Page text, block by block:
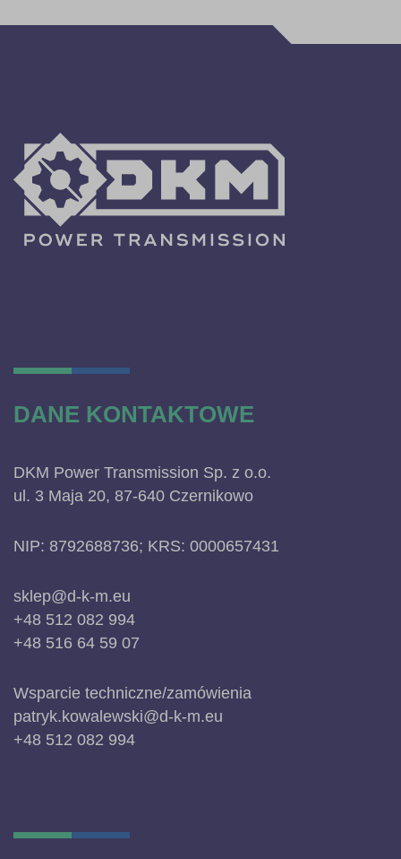
DANE KONTAKTOWE
DKM Power Transmission Sp. z o.o.
ul. 3 Maja 20, 87-640 Czernikowo
NIP: 8792688736; KRS: 0000657431
sklep@d-k-m.eu
+48 512 082 994
+48 516 64 59 07
Wsparcie techniczne/zamówienia
patryk.kowalewski@d-k-m.eu
+48 512 082 994